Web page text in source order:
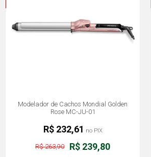
Modelador de Cachos Mondial Golden
Rose MC-JU-01
R$ 239,80
R$ 263,90
R$ 232,61 no PIX